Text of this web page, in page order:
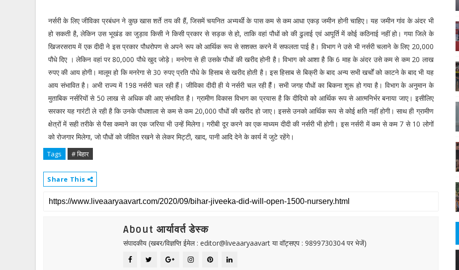
नर्सरी के लिए जीविका प्रबंधन ने कुछ खास शर्ते तय की हैं, जिसमें चयनित अभ्यर्थी के पास कम से कम आधा एकड़ जमीन होनी चाहिए। यह जमीन गांव के अंदर भी
हो सकती है, लेकिन उस भूखंड का जुड़ाव किसी ने किसी प्रकार से सड़क से हो, ताकि वहां पौधों को की ढुलाई एवं आपूर्ति में कोई कठिनाई नहीं हो। गया जिले के
खिजरसराय में एक दीदी ने इस प्रकार पौधरोपण से अपने रूप को आर्थिक रूप से सशक्त करने में सफलता पाई है। विभाग ने उसे भी नर्सरी चलाने के लिए 20,000
पौधे दिए । लेकिन वहां पर 80,000 पौधे खुद जोड़े। मनरेगा से ही उसके पौधों की खरीद होनी है। विभाग को आशा है कि 6 माह के अंदर उसे कम से कम 20 लाख
रुपए की आय होगी। मालूम हो कि मनरेगा से 30 रुपए प्रति पौधे के हिसाब से खरीद होती है। इस हिसाब से बिक्री के बाद अन्य सभी खर्चों को काटने के बाद भी यह
आय संभावित है। अभी राज्य में 198 नर्सरी चल रही हैं। जीविका दीदी ही ये नर्सरी चल रही हैैं। सभी जगह पौधों का बिकना शुरू हो गया है। विभाग के अनुमान के
मुताबिक नर्सरियों से 50 लाख से अधिक की आए संभावित है। ग्रामीण विकास विभाग का प्रयास है कि दीदियो को आर्थिक रूप से आत्मनिर्भर बनाया जाए। इसीलिए
सरकार यह गारंटी ले रही है कि उनके पौधशाला से कम से कम 20,000 पौधों की खरीद हो जाए। इससे उनको आर्थिक रूप से कोई क्षति नहीं होगी। साथ ही ग्रामीण
क्षेत्रों में सही तरीके से पैसा कमाने का एक जरिया भी उन्हें मिलेगा। गरीबी दूर करने का एक माध्यम दीदी की नर्सरी भी होगी। इस नर्सरी में कम से कम 7 से 10 लोगों
को रोजगार मिलेगा, जो पौधों को जीवित रखने से लेकर मिट्टी, खाद, पानी आदि देने के कार्य में जुटे रहेंगे।
Tags # बिहार
Share This
About आर्यावर्त डेस्क
संपादकीय (खबर/विज्ञप्ति ईमेल : editor@liveaaryaavart या वॉट्सएप : 9899730304 पर भेजें)